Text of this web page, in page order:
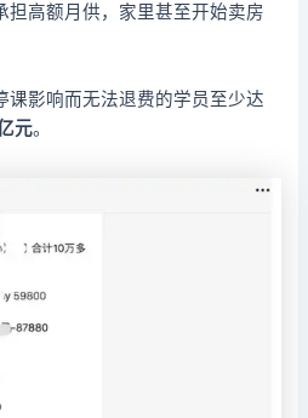
担高额月供，家里甚至开始卖房
课影响而无法退费的学员至少达
元。